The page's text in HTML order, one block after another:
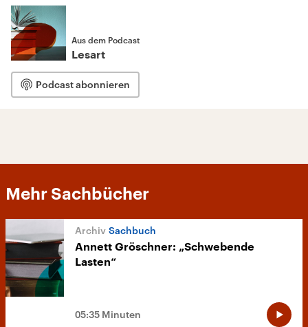
Aus dem Podcast
Lesart
Podcast abonnieren
Mehr Sachbücher
Sachbuch
Annett Gröschner: „Schwebende
Lasten“
05:35 Minuten